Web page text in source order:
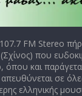
FM Stereo
που
όπου και
σε όλες
ελληνικής